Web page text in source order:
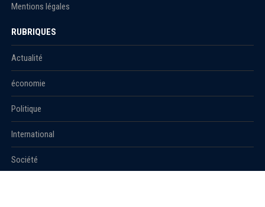
Mentions légales
RUBRIQUES
Actualité
économie
Politique
International
Société